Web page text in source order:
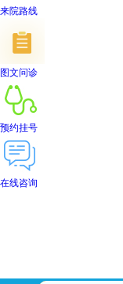
来院路线
图文问诊
预约挂号
在线咨询